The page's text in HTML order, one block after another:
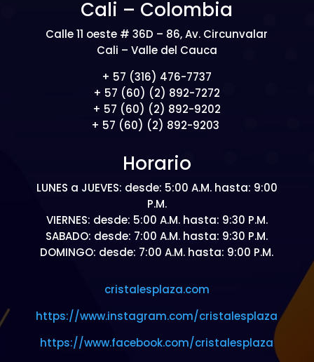
Cali – Colombia
Calle 11 oeste # 36D – 86, Av. Circunvalar
Cali – Valle del Cauca
+ 57 (316) 476-7737
+ 57 (60) (2) 892-7272
+ 57 (60) (2) 892-9202
+ 57 (60) (2) 892-9203
Horario
LUNES a JUEVES: desde: 5:00 A.M. hasta: 9:00
P.M.
VIERNES: desde: 5:00 A.M. hasta: 9:30 P.M.
SABADO: desde: 7:00 A.M. hasta: 9:30 P.M.
DOMINGO: desde: 7:00 A.M. hasta: 9:00 P.M.
cristalesplaza.com
https://www.instagram.com/cristalesplaza
https://www.facebook.com/cristalesplaza